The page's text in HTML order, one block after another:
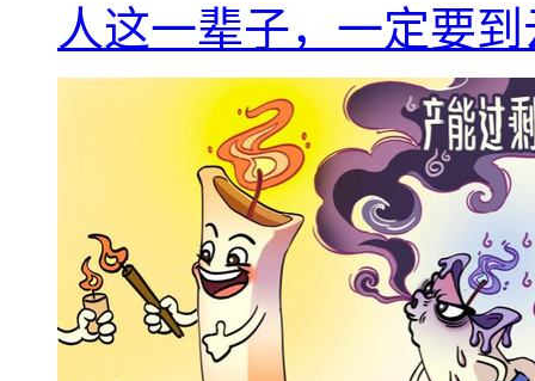
人这一辈子，一定要